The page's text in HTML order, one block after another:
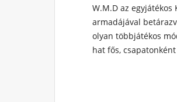
W.M.D az
armadájával
olyan többjátékos
hat fős,